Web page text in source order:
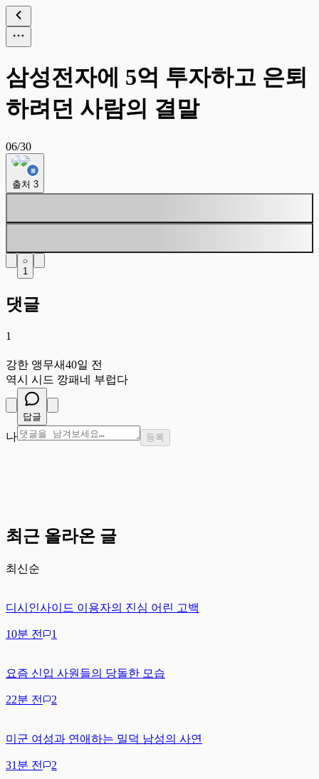
삼성전자에 5억 투자하고 은퇴
하려던 사람의 결말
06/30
출처 3
1
댓글
1
강한 앵무새40일 전
역시 시드 깡패네 부럽다
답글
나 등록
최근 올라온 글
최신순
디시인사이드 이용자의 진심 어린 고백
10분 전 1
요즘 신입 사원들의 당돌한 모습
22분 전 2
미군 여성과 연애하는 밀덕 남성의 사연
31분 전 2